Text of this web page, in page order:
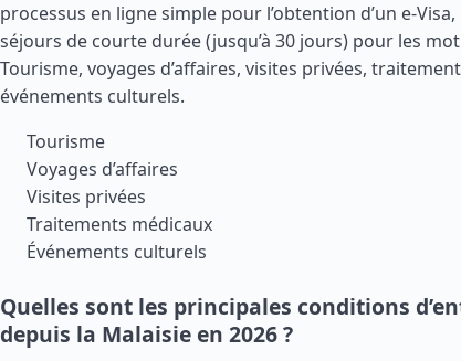
processus en ligne simple pour l’obtention d’un e-
séjours de courte durée (jusqu’à 30 jours) pour les
Tourisme, voyages d’affaires, visites privées,
événements culturels.
Tourisme
Voyages d’affaires
Visites privées
Traitements médicaux
Événements culturels
Quelles sont les principales conditions
depuis la Malaisie en 2026 ?